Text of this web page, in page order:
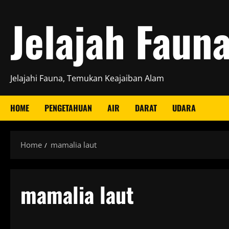
content
Jelajah
Jelajahi Fauna, Temukan Keajaiban Alam
HOME PENGETAHUAN AIR DARAT UDARA
Home mamalia laut
mamalia laut